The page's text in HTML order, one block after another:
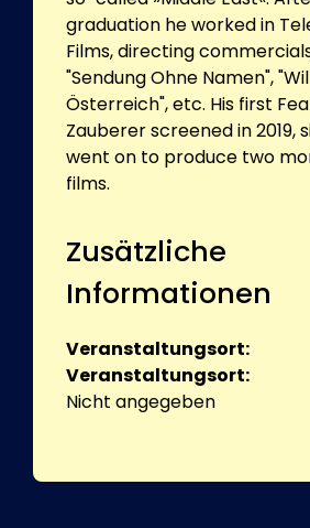
graduation he worked in
Films, directing
"Sendung Ohne Namen",
Österreich", etc. His first
Zauberer screened in 2019,
went on to produce two
films.
Zusätzliche
Informationen
Veranstaltungsort:
Veranstaltungsort:
Nicht angegeben